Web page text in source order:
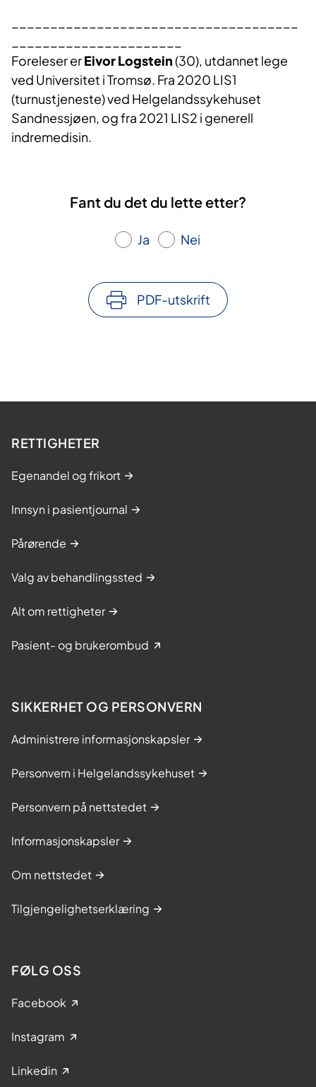
Foreleser erEivor Logstein(30), utdannet lege
ved Universitet i Tromsø. Fra 2020 LIS1
(turnustjeneste) ved Helgelandssykehuset
Sandnessjøen, og fra 2021 LIS2 i generell
indremedisin.
Fant du det du lette etter?
Ja Nei
PDF-utskrift
RETTIGHETER
Egenandel og frikort
Innsyn i pasientjournal
Pårørende
Valg av behandlingssted
Alt om rettigheter
Pasient- og brukerombud
SIKKERHET OG PERSONVERN
Administrere informasjonskapsler
Personvern i Helgelandssykehuset
Personvern på nettstedet
Informasjonskapsler
Om nettstedet
Tilgjengelighetserklæring
FØLG OSS
Facebook
Instagram
Linkedin